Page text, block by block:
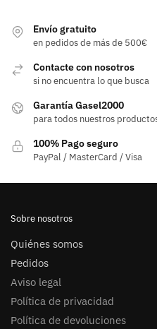
Envío gratuito
en pedidos de más de 500€
Contacte con nosotros
si no encuentra lo que busca
Garantía Gasel2000
para todos nuestros
100% Pago seguro
PayPal / MasterCard / Visa
Sobre nosotros
Quiénes somos
Pedidos
Aviso legal
Política de privacidad
Política de devoluciones